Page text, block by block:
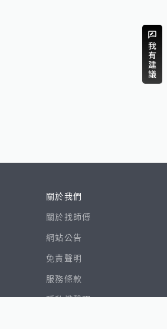
關於我們
關於找師傅
網站公告
免責聲明
服務條款
隱私權聲明